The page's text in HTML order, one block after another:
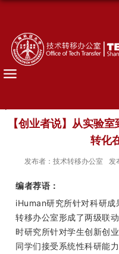
【创业者说】从实验
转化
发布者：技术转移办公室 发
编者荐语：
iHuman研究所针对科研
转移办公室形成了两级联
时研究所针对学生创新创
同学们接受系统性科研能